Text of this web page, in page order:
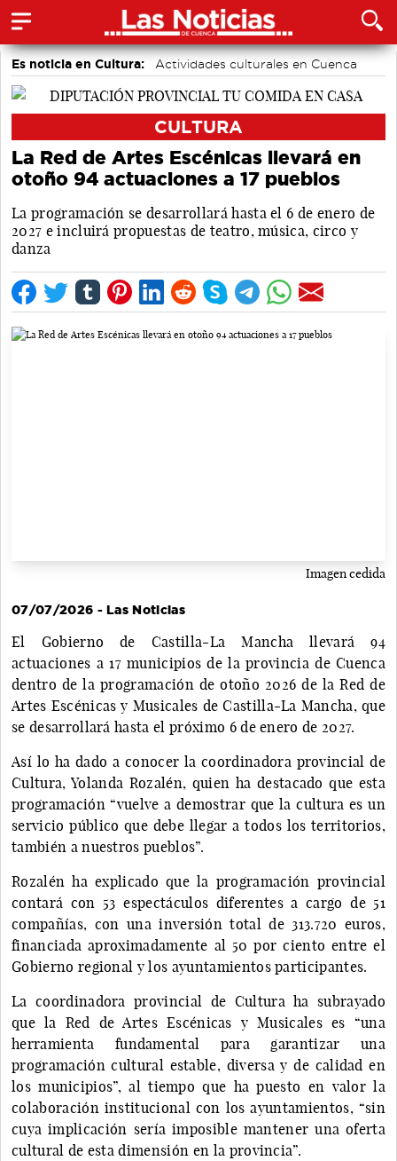
Es noticia en Cultura: Actividades culturales en Cuenca
CULTURA
La Red de Artes Escénicas llevará en
otoño 94 actuaciones a 17 pueblos
La programación se desarrollará hasta el 6 de enero de
2027 e incluirá propuestas de teatro, música, circo y
danza
Imagen cedida
07/07/2026 - Las Noticias
El Gobierno de Castilla-La Mancha llevará 94
actuaciones a 17 municipios de la provincia de Cuenca
dentro de la programación de otoño 2026 de la Red de
Artes Escénicas y Musicales de Castilla-La Mancha, que
se desarrollará hasta el próximo 6 de enero de 2027.
Así lo ha dado a conocer la coordinadora provincial de
Cultura, Yolanda Rozalén, quien ha destacado que esta
programación “vuelve a demostrar que la cultura es un
servicio público que debe llegar a todos los territorios,
también a nuestros pueblos”.
Rozalén ha explicado que la programación provincial
contará con 53 espectáculos diferentes a cargo de 51
compañías, con una inversión total de 313.720 euros,
financiada aproximadamente al 50 por ciento entre el
Gobierno regional y los ayuntamientos participantes.
La coordinadora provincial de Cultura ha subrayado
que la Red de Artes Escénicas y Musicales es “una
herramienta fundamental para garantizar una
programación cultural estable, diversa y de calidad en
los municipios”, al tiempo que ha puesto en valor la
colaboración institucional con los ayuntamientos, “sin
cuya implicación sería imposible mantener una oferta
cultural de esta dimensión en la provincia”.